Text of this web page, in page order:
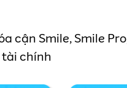
cận Smile, Smile
tài chính